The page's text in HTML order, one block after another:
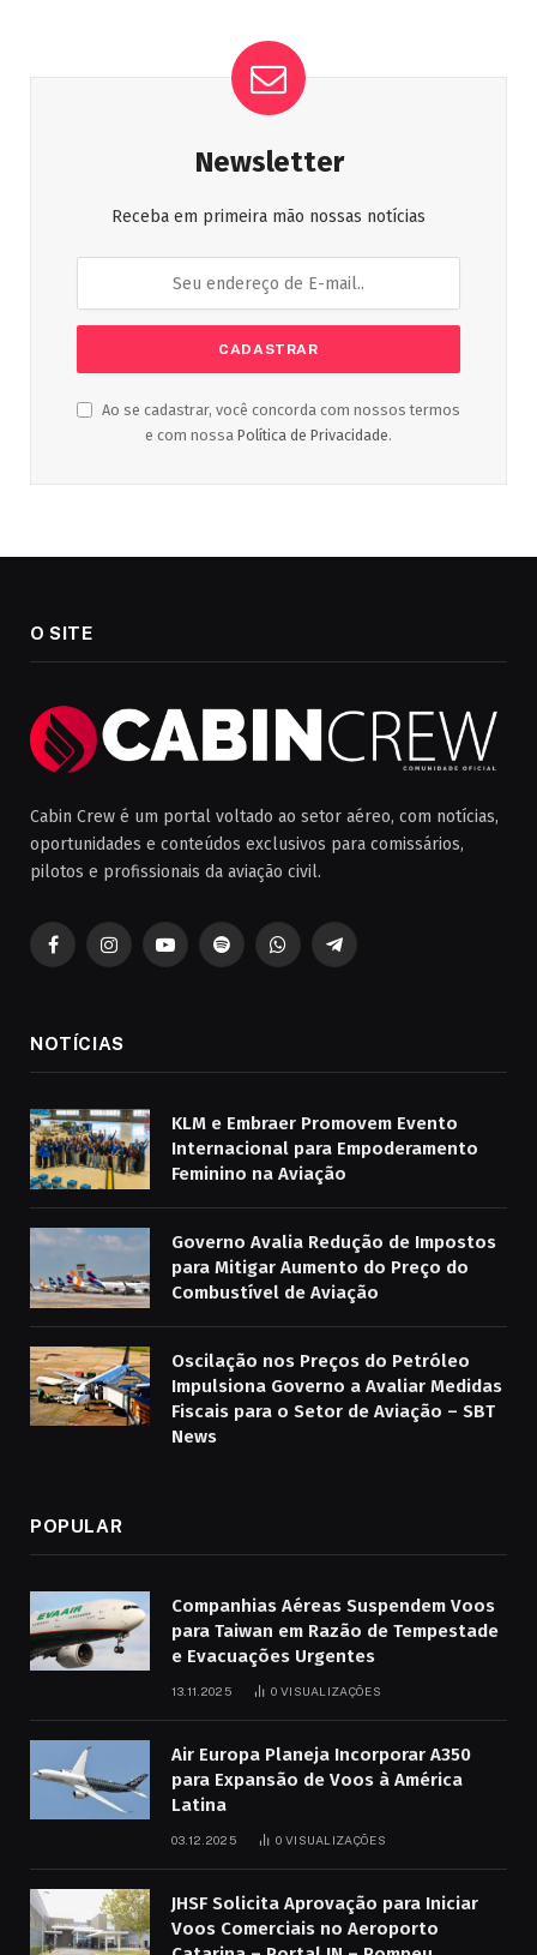
Newsletter
Receba em primeira mão nossas notícias
Ao se cadastrar, você concorda com nossos termos
e com nossa Política de Privacidade.
O SITE
Cabin Crew é um portal voltado ao setor aéreo, com notícias,
oportunidades e conteúdos exclusivos para comissários,
pilotos e profissionais da aviação civil.
FacebookInstagramYouTubeSpotifyWhatsAppTelegrama
NOTÍCIAS
KLM e Embraer Promovem Evento
Internacional para Empoderamento
Feminino na Aviação
Governo Avalia Redução de Impostos
para Mitigar Aumento do Preço do
Combustível de Aviação
Oscilação nos Preços do Petróleo
Impulsiona Governo a Avaliar Medidas
Fiscais para o Setor de Aviação – SBT
News
POPULAR
Companhias Aéreas Suspendem Voos
para Taiwan em Razão de Tempestade
e Evacuações Urgentes
13.11.2025 0 VISUALIZAÇÕES
Air Europa Planeja Incorporar A350
para Expansão de Voos à América
Latina
03.12.2025 0 VISUALIZAÇÕES
JHSF Solicita Aprovação para Iniciar
Voos Comerciais no Aeroporto